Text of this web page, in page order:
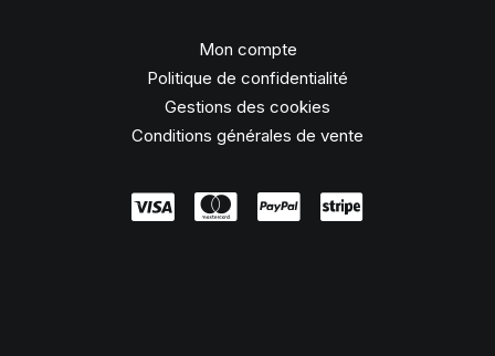
Mon compte
Politique de confidentialité
Gestions des cookies
Conditions générales de vente